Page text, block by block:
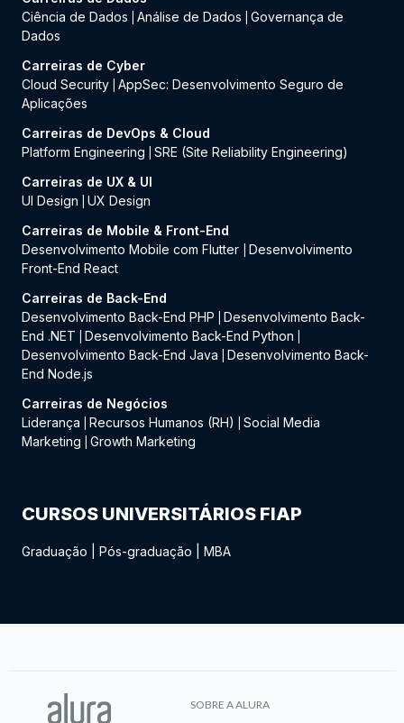
Ciência de Dados
Análise de Dados
Governança de
Dados
Carreiras de Cyber
Cloud Security AppSec: Desenvolvimento Seguro de
Aplicações
Carreiras de DevOps & Cloud
Platform Engineering
SRE (Site Reliability Engineering)
Carreiras de UX & UI
UI Design
UX Design
Carreiras de Mobile & Front-End
Desenvolvimento Mobile com Flutter
Desenvolvimento
Front-End React
Carreiras de Back-End
Desenvolvimento Back-End PHP
Desenvolvimento Back-
End .NET
Desenvolvimento Back-End Python
Desenvolvimento Back-End Java
Desenvolvimento Back-
End Node.js
Carreiras de Negócios
Liderança
Recursos Humanos (RH)
Social Media
Marketing
Growth Marketing
CURSOS UNIVERSITÁRIOS FIAP
Graduação Pós-graduação MBA
SOBRE A ALURA